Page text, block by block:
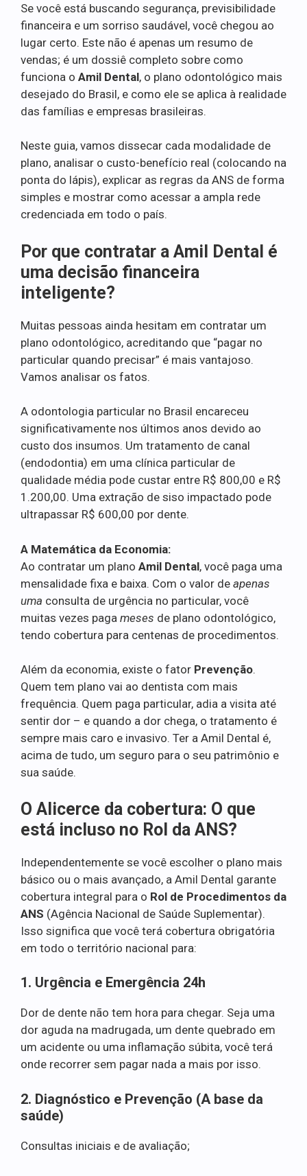
Se você está buscando segurança, previsibilidade
financeira e um sorriso saudável, você chegou ao
lugar certo. Este não é apenas um resumo de
vendas; é um dossiê completo sobre como
funciona o Amil Dental, o plano odontológico mais
desejado do Brasil, e como ele se aplica à realidade
das famílias e empresas brasileiras.
Neste guia, vamos dissecar cada modalidade de
plano, analisar o custo-benefício real (colocando na
ponta do lápis), explicar as regras da ANS de forma
simples e mostrar como acessar a ampla rede
credenciada em todo o país.
Por que contratar a Amil Dental é
uma decisão financeira
inteligente?
Muitas pessoas ainda hesitam em contratar um
plano odontológico, acreditando que “pagar no
particular quando precisar” é mais vantajoso.
Vamos analisar os fatos.
A odontologia particular no Brasil encareceu
significativamente nos últimos anos devido ao
custo dos insumos. Um tratamento de canal
(endodontia) em uma clínica particular de
qualidade média pode custar entre R$ 800,00 e R$
1.200,00. Uma extração de siso impactado pode
ultrapassar R$ 600,00 por dente.
A Matemática da Economia:
Ao contratar um plano Amil Dental, você paga uma
mensalidade fixa e baixa. Com o valor de apenas
uma consulta de urgência no particular, você
muitas vezes paga meses de plano odontológico,
tendo cobertura para centenas de procedimentos.
Além da economia, existe o fator Prevenção.
Quem tem plano vai ao dentista com mais
frequência. Quem paga particular, adia a visita até
sentir dor – e quando a dor chega, o tratamento é
sempre mais caro e invasivo. Ter a Amil Dental é,
acima de tudo, um seguro para o seu patrimônio e
sua saúde.
O Alicerce da cobertura: O que
está incluso no Rol da ANS?
Independentemente se você escolher o plano mais
básico ou o mais avançado, a Amil Dental garante
cobertura integral para o Rol de Procedimentos da
ANS (Agência Nacional de Saúde Suplementar).
Isso significa que você terá cobertura obrigatória
em todo o território nacional para:
1. Urgência e Emergência 24h
Dor de dente não tem hora para chegar. Seja uma
dor aguda na madrugada, um dente quebrado em
um acidente ou uma inflamação súbita, você terá
onde recorrer sem pagar nada a mais por isso.
2. Diagnóstico e Prevenção (A base da
saúde)
Consultas iniciais e de avaliação;